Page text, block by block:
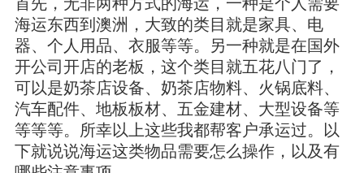
华人资讯
阅读洛杉矶新闻
华人论坛
加入社区交流
华人社区信息发布规范》
海运东西到澳洲，大致的类目就是家具、电
器、个人用品、衣服等等。另一种就是在国外
开公司开店的老板，这个类目就五花八门了，
可以是奶茶店设备、奶茶店物料、火锅底料、
汽车配件、地板板材、五金建材、大型设备等
等等等。所幸以上这些我都帮客户承运过。以
下就说说海运这类物品需要怎么操作，以及有